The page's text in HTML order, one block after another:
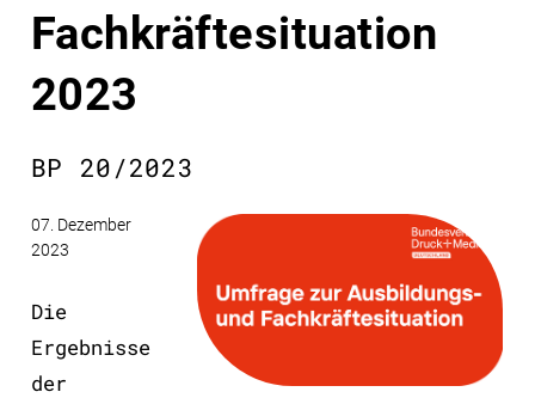
Fachkräftesituation
2023
BP 20/2023
07. Dezember
2023
Die
Ergebnisse
der